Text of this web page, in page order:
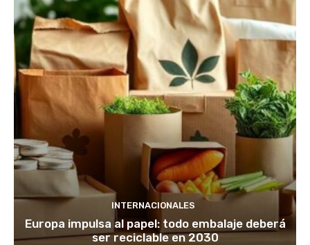
INTERNACIONALES
Europa impulsa al papel: todo embalaje deberá
ser reciclable en 2030